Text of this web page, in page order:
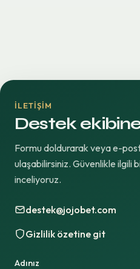
İLETIŞIM
Destek
Formu doldurarak veya e-
ulaşabilirsiniz. Güvenlikle ilgili
inceliyoruz.
destek@jojobet.com
Gizlilik özetine git
Adınız